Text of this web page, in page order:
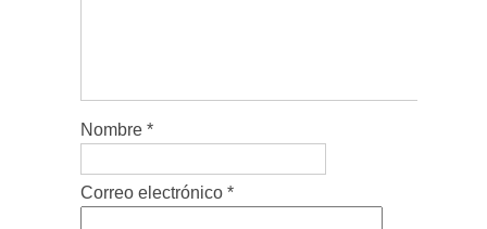
Nombre *
Correo electrónico *